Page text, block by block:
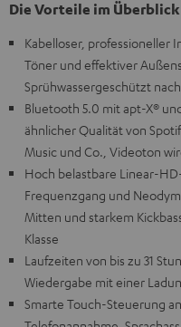
Die Vorteile im Überblick
Kabelloser, professioneller
Töner und effektiver
Sprühwassergeschützt nach
Bluetooth 5.0 mit apt-X®
ähnlicher Qualität von
Music und Co., Videoton
Hoch belastbare Linear-
Frequenzgang und
Mitten und starkem
Klasse
Laufzeiten von bis zu 31
Wiedergabe mit einer
Smarte Touch-Steuerung